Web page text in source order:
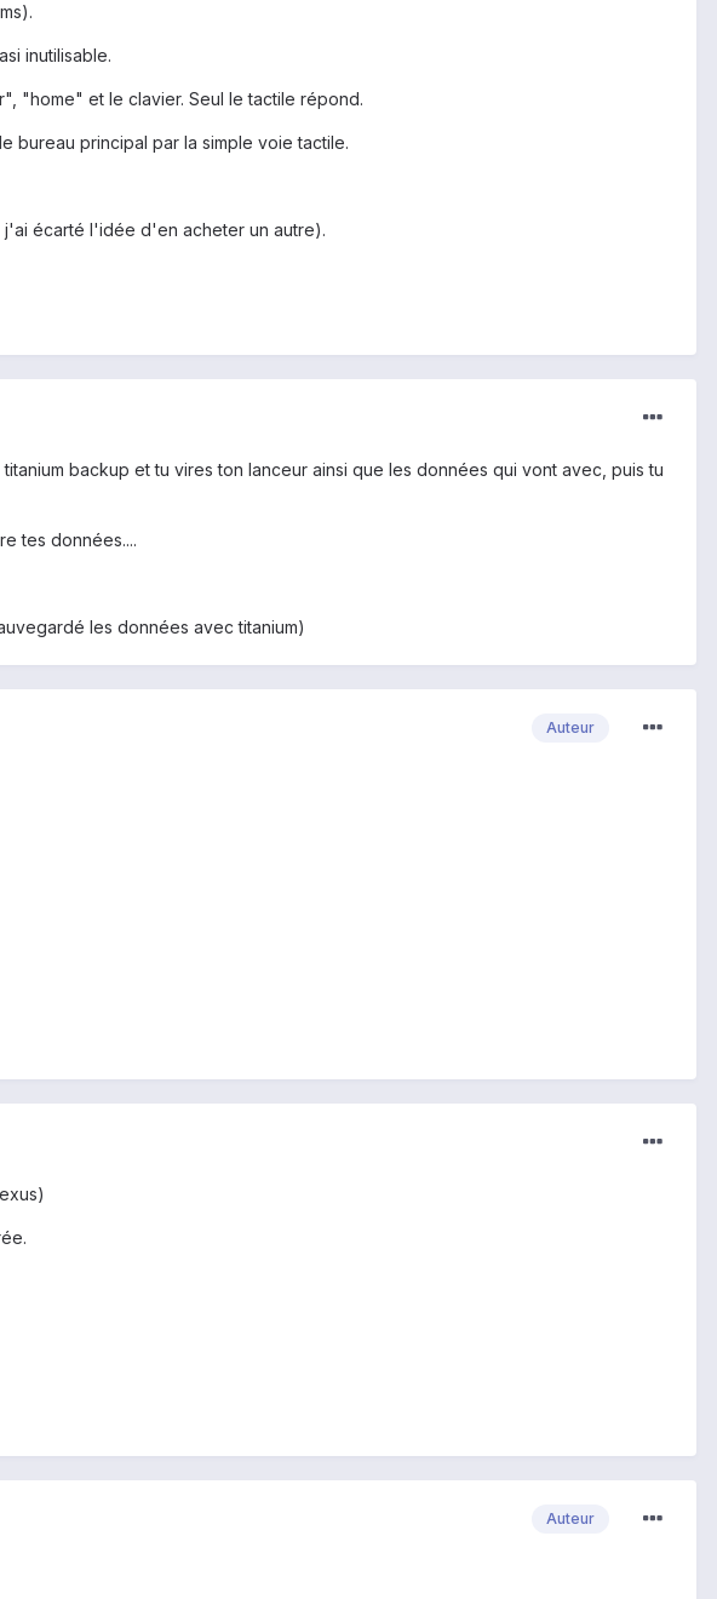
inutilisable.
"home" et le clavier. Seul le tactile répond.
bureau principal par la simple voie tactile.
écarté l'idée d'en acheter un autre).
backup et tu vires ton lanceur ainsi que les données qui vont avec, puis tu
tes données....
les données avec titanium)
Auteur
Auteur